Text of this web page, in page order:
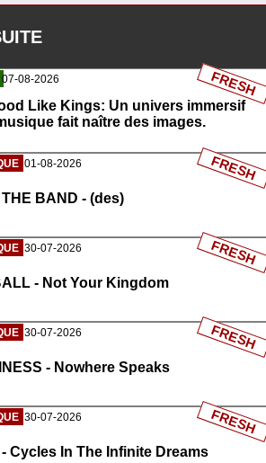
07-08-2026
Like Kings: Un univers immersif
fait naître des images.
FRESH
01-08-2026
BAND - (des)
FRESH
30-07-2026
- Not Your Kingdom
FRESH
30-07-2026
- Nowhere Speaks
FRESH
30-07-2026
- Cycles In The Infinite Dreams
FRESH